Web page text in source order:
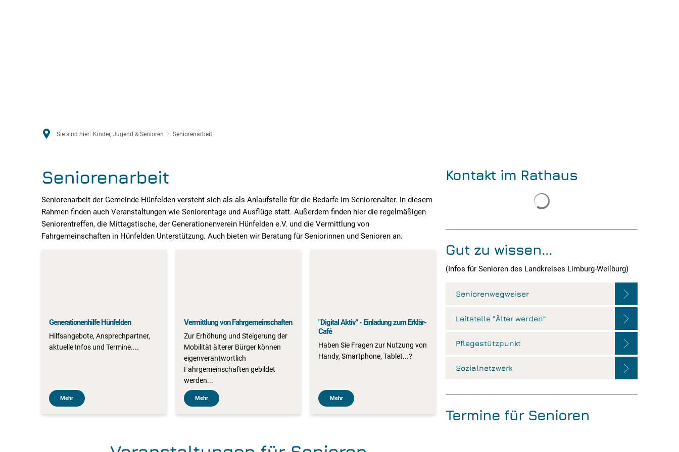
Sie sind hier: Kinder, Jugend & Senioren Seniorenarbeit
Seniorenarbeit
Seniorenarbeit der Gemeinde Hünfelden versteht sich als als Anlaufstelle für die Bedarfe im Seniorenalter. In diesem
Rahmen finden auch Veranstaltungen wie Seniorentage und Ausflüge statt. Außerdem finden hier die regelmäßigen
Seniorentreffen, die Mittagstische, der Generationenverein Hünfelden e.V. und die Vermittlung von
Fahrgemeinschaften in Hünfelden Unterstützung. Auch bieten wir Beratung für Seniorinnen und Senioren an.
Generationenhilfe Hünfelden
Hilfsangebote, Ansprechpartner,
aktuelle Infos und Termine....
Mehr
Vermittlung von Fahrgemeinschaften
Zur Erhöhung und Steigerung der
Mobilität älterer Bürger können
eigenverantwortlich
Fahrgemeinschaften gebildet
werden...
Mehr
"Digital Aktiv" - Einladung zum Erklär-
Café
Haben Sie Fragen zur Nutzung von
Handy, Smartphone, Tablet...?
Mehr
Kontakt im Rathaus
Gut zu wissen...
(Infos für Senioren des Landkreises Limburg-Weilburg)
Seniorenwegweiser
Leitstelle "Älter werden"
Pflegestützpunkt
Sozialnetzwerk
Termine für Senioren